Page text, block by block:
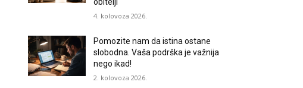
4. kolovoza 2026.
Pomozite nam da istina ostane
slobodna. Vaša podrška je važnija
nego ikad!
2. kolovoza 2026.